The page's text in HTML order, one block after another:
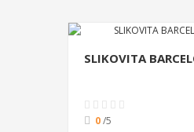
SLIKOVITA
0/5